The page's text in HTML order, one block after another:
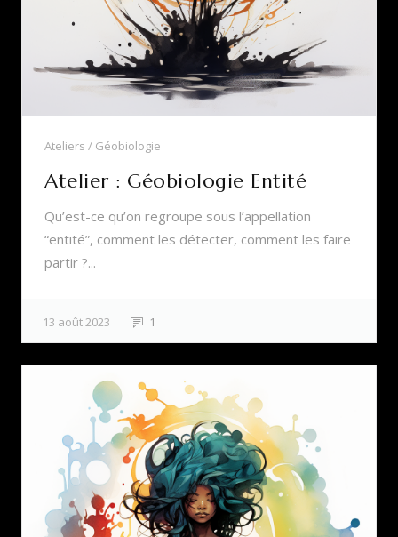
Ateliers Géobiologie
Atelier : Géobiologie Entité
Qu’est-ce qu’on regroupe sous l’appellation
“entité”, comment les détecter, comment les faire
partir ?...
13 août 2023 1